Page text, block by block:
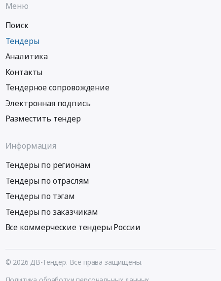
Меню
Поиск
Тендеры
Аналитика
Контакты
Тендерное сопровождение
Электронная подпись
Разместить тендер
Информация
Тендеры по регионам
Тендеры по отраслям
Тендеры по тэгам
Тендеры по заказчикам
Все коммерческие тендеры России
© 2026 ДВ-Тендер. Все права защищены.